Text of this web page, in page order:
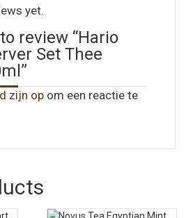
yet.
review “Hario
Set Thee
zijn op om een reactie te